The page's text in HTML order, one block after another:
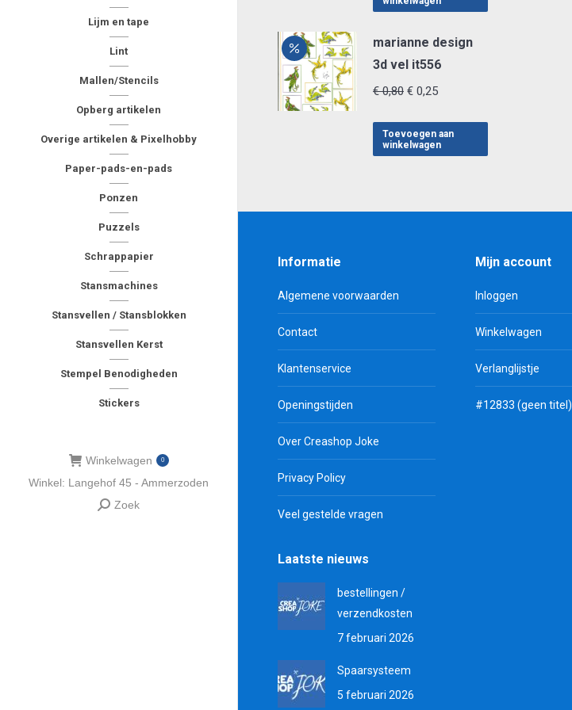
Lijm en tape
Lint
Mallen/Stencils
Opberg artikelen
Overige artikelen & Pixelhobby
Paper-pads-en-pads
Ponzen
Puzzels
Schrappapier
Stansmachines
Stansvellen / Stansblokken
Stansvellen Kerst
Stempel Benodigheden
Stickers
Winkelwagen 0
Winkel: Langehof 45 - Ammerzoden
Zoeken:
Zoek
€ 0,80.€ 0,25.
marianne design
3d vel it556
€0,80 Oorspronkelijke
was:
€ 0,80.
€ 0,25Huidige
is:
€ 0,25.
Toevoegen aan
winkelwagen
Informatie
Algemene voorwaarden
Contact
Klantenservice
Openingstijden
Over Creashop Joke
Privacy Policy
Veel gestelde vragen
Mijn account
Inloggen
Winkelwagen
Verlanglijstje
#12833 (geen titel)
Laatste nieuws
bestellingen /
verzendkosten
7 februari 2026
Spaarsysteem
5 februari 2026